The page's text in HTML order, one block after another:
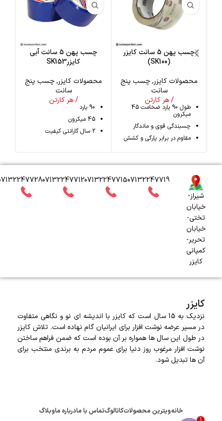
چسب پهن 5 سانت کایزر
(SK100)
محصولات کایزر,چسب پنج
سانت
/ هر کارتن
طول 90 یارد ضخامت 45
میکرون
چسبندگی قوی و ماندگار
مقاوم در برابر پارگی و کشش
چسب پهن 5 سانت آبی
کایزرSK153
محصولات کایزر,چسب پنج
سانت
/ هر کارتن
90 یارد
45 میکرون
2 سال گارانتی کیفیت
071322477120713224771507132247719
شیراز-
خیابان
تختی-
خیابان
تحریر-
کمپانی
کایزر
کایزر
نزدیک به 15 سال است که کایزر با اندیشه ای نو و نگاهی متفاوت
در مسیر عرضه نوشت افزار برای ایرانیان گام نهاده است. تلاش کایزر
در طول این سال ها همواره بر آن بوده است که ضمن فراهم ساختن
نوشت افزار مرغوب روز دنیا برای عموم مردم به برندی منتخب برای
آن ها تبدیل شود.
خانهویترین محصولاتکاتالوگتماس با مادرباره ماوبلاگ